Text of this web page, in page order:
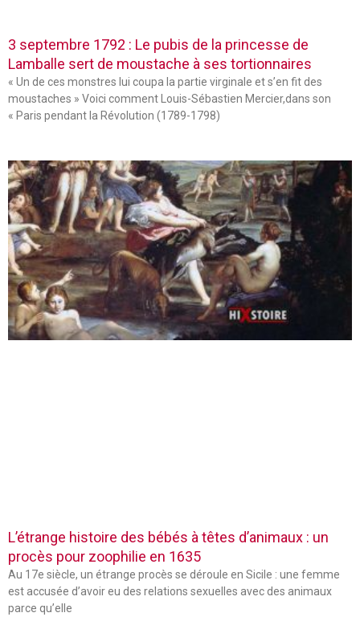
3 septembre 1792 : Le pubis de la princesse de
Lamballe sert de moustache à ses tortionnaires
« Un de ces monstres lui coupa la partie virginale et s’en fit des
moustaches » Voici comment Louis-Sébastien Mercier,dans son
« Paris pendant la Révolution (1789-1798)
L’étrange histoire des bébés à têtes d’animaux : un
procès pour zoophilie en 1635
Au 17e siècle, un étrange procès se déroule en Sicile : une femme
est accusée d’avoir eu des relations sexuelles avec des animaux
parce qu’elle